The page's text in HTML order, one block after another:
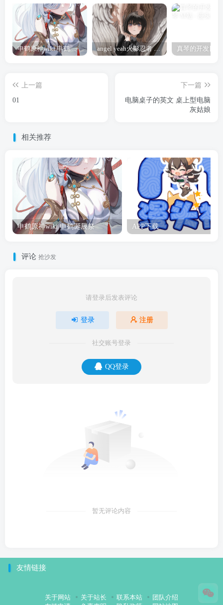
申鹤原神wiki 申鹤诞辰祭 angel yeah火影忍者 Angel
上一篇
01
下一篇
电脑桌子的英文 桌上型电脑
灰姑娘
相关推荐
申鹤原神wiki 申鹤诞辰祭 APP下载
评论 抢沙发
请登录后发表评论
登录 注册
社交账号登录
QQ登录
暂无评论内容
友情链接
关于网站 关于站长 联系本站
团队介绍